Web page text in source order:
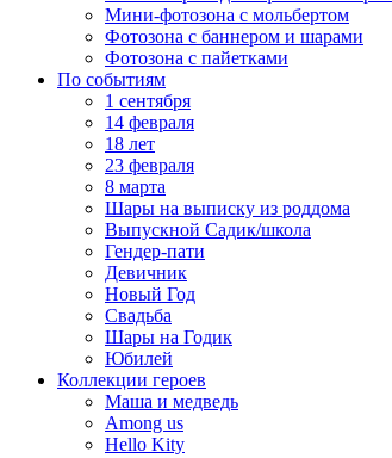
Мини-фотозона с мольбертом
Фотозона с баннером и шарами
Фотозона с пайетками
По событиям
1 сентября
14 февраля
18 лет
23 февраля
8 марта
Шары на выписку из роддома
Выпускной Садик/школа
Гендер-пати
Девичник
Новый Год
Свадьба
Шары на Годик
Юбилей
Коллекции героев
Маша и медведь
Among us
Hello Kity